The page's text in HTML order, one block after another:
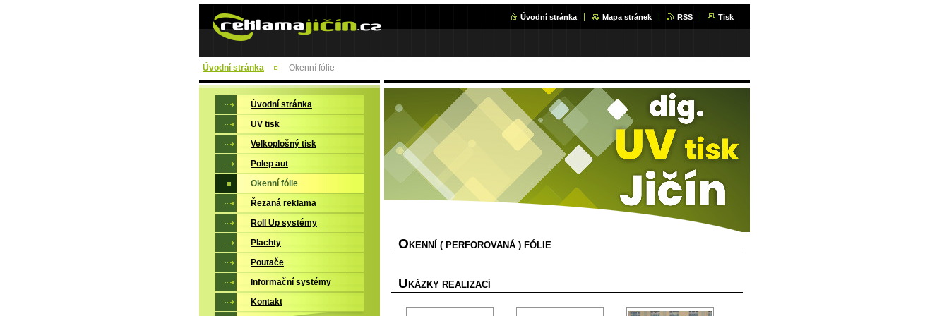
Úvodní stránka Mapa stránek RSS Tisk
Úvodní stránka Okenní fólie
O KENNÍ ( PERFOROVANÁ ) FÓLIE
U KÁZKY REALIZACÍ
Úvodní stránka
UV tisk
Velkoplošný tisk
Polep aut
Okenní fólie
Řezaná reklama
Roll Up systémy
Plachty
Poutače
Informační systémy
Kontakt